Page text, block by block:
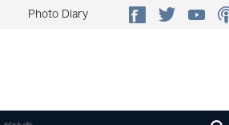
Photo Diary